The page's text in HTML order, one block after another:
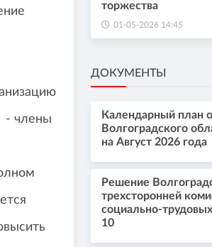
- члены
торжества
01-05-2026 14:45
ДОКУМЕНТЫ
Календарный план
Волгоградского
на Август 2026 года
Решение
трехсторонней
социально-
10